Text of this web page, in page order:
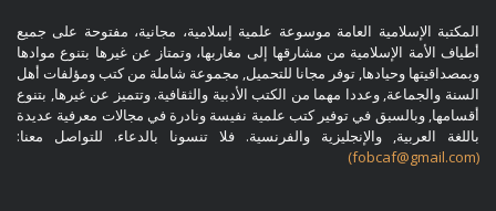
المكتبة الإسلامية العامة موسوعة علمية إسلامية، مجانية، مفتوحة على جميع
أطياف الأمة الإسلامية من مشارقها إلى مغاربها، وتمتاز عن غيرها بتنوع موادها
وبمصداقيتها وحيادها, توفر مجانا للتحميل, مجموعة شاملة من كتب ومؤلفات أهل
السنة والجماعة, وعددا مهما من الكتب الأدبية والثقافية. وتتميز عن غيرها, بتنوع
أقسامها, وبالسبق في توفير كتب علمية نفيسة ونادرة في مجالات معرفية عديدة
باللغة العربية, والإنجليزية والفرنسية. فلا تنسونا بالدعاء. للتواصل معنا:
(fobcaf@gmail.com)